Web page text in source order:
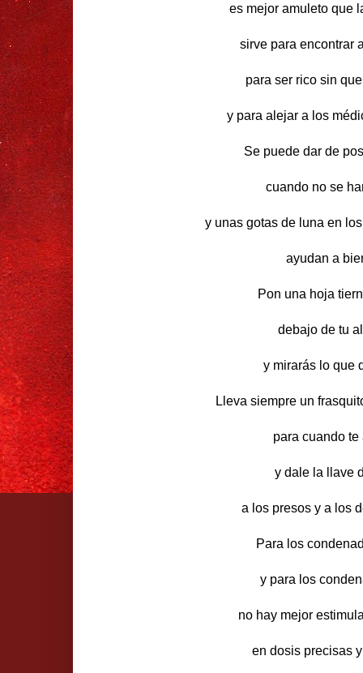
es mejor amuleto que
sirve para encontrar
para ser rico sin
y para alejar a los
Se puede dar de
cuando no se
y unas gotas de luna en
ayudan a
Pon una hoja
debajo de tu
y mirarás lo que
Lleva siempre un
para cuando te
y dale la llave
a los presos y a los
Para los
y para los
no hay mejor
en dosis precisas